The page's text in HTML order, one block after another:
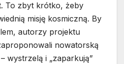
To zbyt krótko, żeby
misję kosmiczną. By
autorzy projektu
nowatorską
wystrzelą i „zaparkują”